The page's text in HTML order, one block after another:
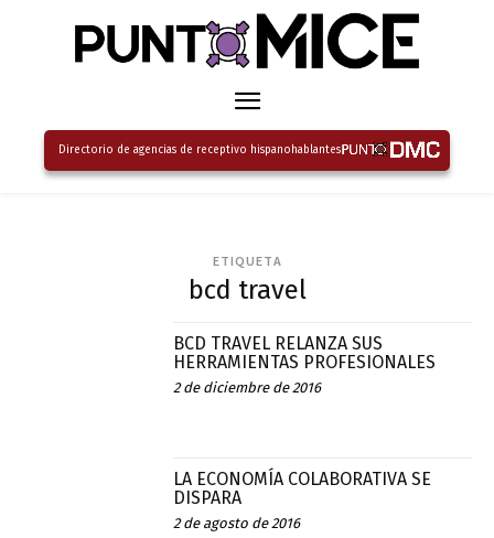
Directorio de agencias de receptivo hispanohablantes
ETIQUETA
bcd travel
BCD TRAVEL RELANZA SUS
HERRAMIENTAS PROFESIONALES
2 de diciembre de 2016
LA ECONOMÍA COLABORATIVA SE
DISPARA
2 de agosto de 2016